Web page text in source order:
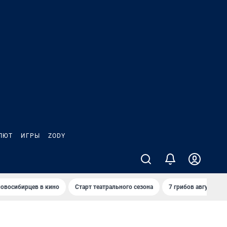
ИГРЫ ZODY
в кино Старт театрального сезона 7 грибов августа